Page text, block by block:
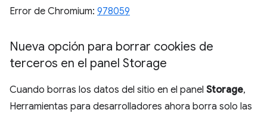
Error de Chromium: 978059
Nueva opción para borrar cookies de
terceros en el panel Storage
Cuando borras los datos del sitio en el panel Storage,
Herramientas para desarrolladores ahora borra solo las